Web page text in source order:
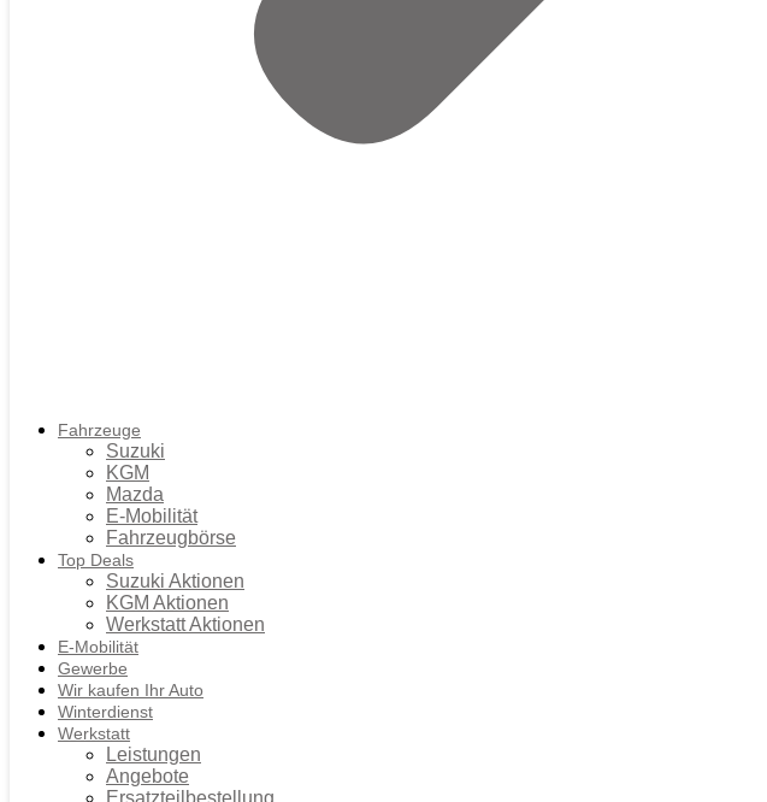
Fahrzeuge
Suzuki
KGM
Mazda
E-Mobilität
Fahrzeugbörse
Top Deals
Suzuki Aktionen
KGM Aktionen
Werkstatt Aktionen
E-Mobilität
Gewerbe
Wir kaufen Ihr Auto
Winterdienst
Werkstatt
Leistungen
Angebote